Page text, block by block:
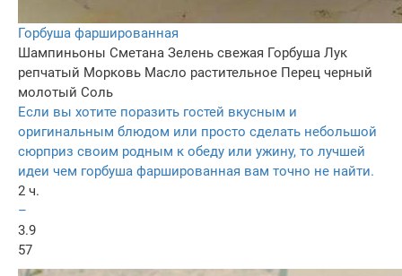
Горбуша фаршированная
Шампиньоны Сметана Зелень свежая Горбуша Лук
репчатый Морковь Масло растительное Перец черный
молотый Соль
Если вы хотите поразить гостей вкусным и
оригинальным блюдом или просто сделать небольшой
сюрприз своим родным к обеду или ужину, то лучшей
идеи чем горбуша фаршированная вам точно не найти.
2 ч.
–
3.9
57